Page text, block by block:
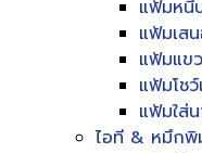
แฟ้มหนี
แฟ้มเส
แฟ้มแข
แฟ้มโช
แฟ้มใส่
ไอที & หมึก